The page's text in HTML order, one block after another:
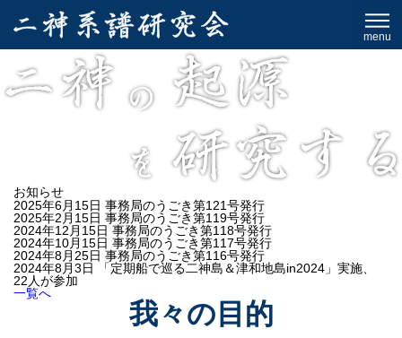
menu
お知らせ
2025年6月15日 事務局のうごき第121号発行
2025年2月15日 事務局のうごき第119号発行
2024年12月15日 事務局のうごき第118号発行
2024年10月15日 事務局のうごき第117号発行
2024年8月25日 事務局のうごき第116号発行
2024年8月3日
「定期船で巡る二神島＆津和地島in2024」実施、
22人が参加
一覧へ
我々の目的